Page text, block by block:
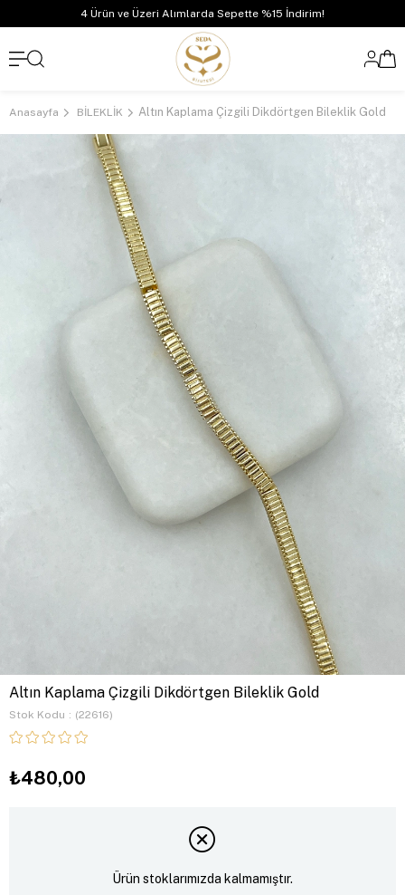
4 Ürün ve Üzeri Alımlarda Sepette %15 İndirim!
Anasayfa BİLEKLİK Altın Kaplama Çizgili Dikdörtgen Bileklik Gold
Altın Kaplama Çizgili Dikdörtgen Bileklik Gold
Stok Kodu (22616)
₺480,00
Ürün stoklarımızda kalmamıştır.